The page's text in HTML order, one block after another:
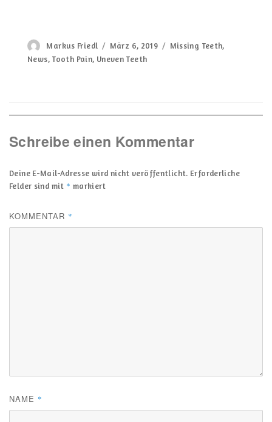
Author
Markus Friedl
Posted
on
März 6, 2019 Categories
Missing Teeth,
News, Tooth Pain, Uneven Teeth
Schreibe einen Kommentar
Deine E-Mail-Adresse wird nicht veröffentlicht. Erforderliche
Felder sind mit * markiert
KOMMENTAR *
NAME *